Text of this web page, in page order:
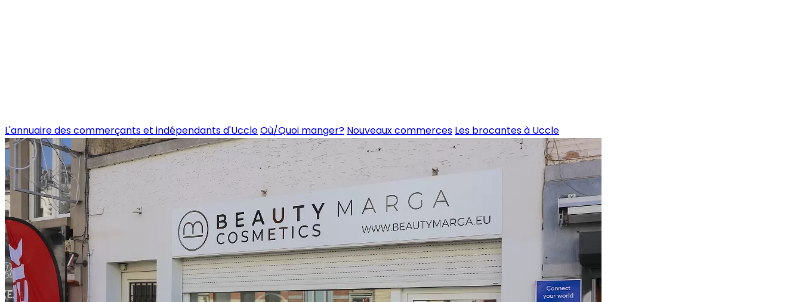
L'annuaire des commerçants et indépendants d'UccleOù/Quoi manger? Nouveaux commerces Les brocantes à Uccle